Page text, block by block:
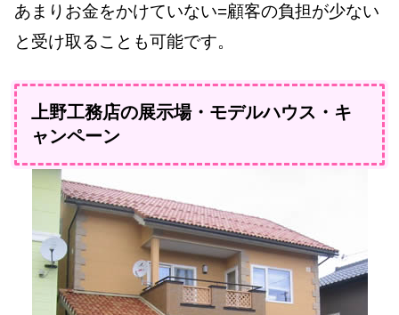
あまりお金をかけていない=顧客の負担が少ない
と受け取ることも可能です。
上野工務店の展示場・モデルハウス・キ
ャンペーン